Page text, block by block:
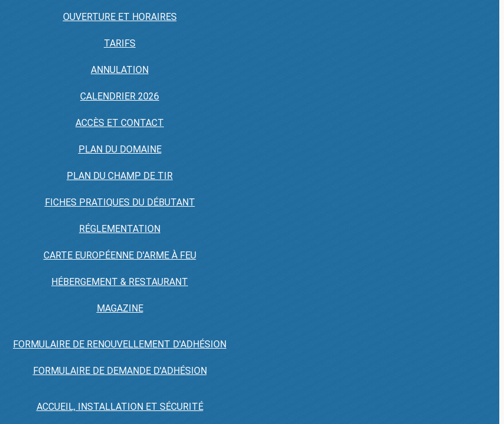
OUVERTURE ET HORAIRES
TARIFS
ANNULATION
CALENDRIER 2026
ACCÈS ET CONTACT
PLAN DU DOMAINE
PLAN DU CHAMP DE TIR
FICHES PRATIQUES DU DÉBUTANT
RÉGLEMENTATION
CARTE EUROPÉENNE D'ARME À FEU
HÉBERGEMENT & RESTAURANT
MAGAZINE
FORMULAIRE DE RENOUVELLEMENT D'ADHÉSION
FORMULAIRE DE DEMANDE D'ADHÉSION
ACCUEIL, INSTALLATION ET SÉCURITÉ